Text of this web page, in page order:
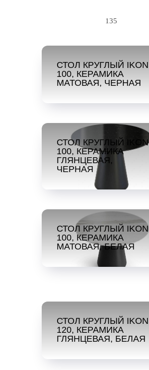
135
СТОЛ КРУГЛЫЙ IKON
100, КЕРАМИКА
МАТОВАЯ, ЧЕРНАЯ
СТОЛ КРУГЛЫЙ IKON
100, КЕРАМИКА
ГЛЯНЦЕВАЯ,
ЧЕРНАЯ
СТОЛ КРУГЛЫЙ IKON
100, КЕРАМИКА
МАТОВАЯ, БЕЛАЯ
СТОЛ КРУГЛЫЙ IKON
120, КЕРАМИКА
ГЛЯНЦЕВАЯ, БЕЛАЯ